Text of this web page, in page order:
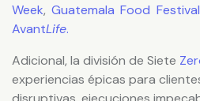
Week,Guatemala Food Festival
AvantLife.
Adicional, la división de Siete
experiencias épicas para